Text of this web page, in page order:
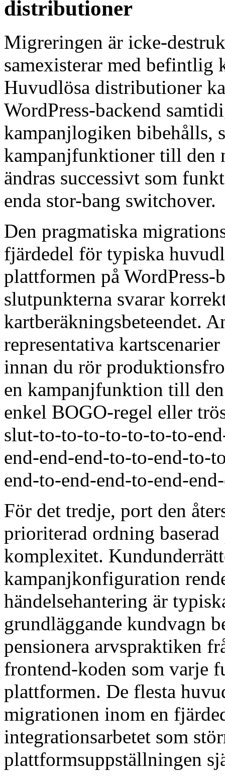
distributioner
Migreringen är icke-
samexisterar med
Huvudlösa distributioner
WordPress-backend
kampanjlogiken bibehålls,
kampanjfunktioner till den
ändras successivt som
enda stor-bang switchover.
Den pragmatiska
fjärdedel för typiska
plattformen på
slutpunkterna svarar
kartberäkningsbeteendet.
representativa
innan du rör
en kampanjfunktion till
enkel BOGO-regel eller
slut-to-to-to-to-to-to-to-
end-end-end-to-to-end-to-
end-to-end-end-to-end-
För det tredje, port den
prioriterad ordning
komplexitet.
kampanjkonfiguration
händelsehantering är
grundläggande kundvagn
pensionera arvspraktiken
frontend-koden som varje
plattformen. De flesta
migrationen inom en
integrationsarbetet som
plattformsuppställningen